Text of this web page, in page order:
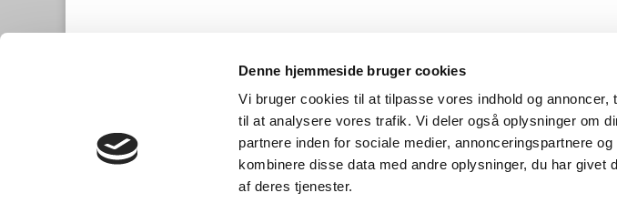
Denne hjemmeside bruger cookies
Vi bruger cookies til at tilpasse vores indhold og
til at analysere vores trafik. Vi deler også oplysninger om
partnere inden for sociale medier, annonceringspartnere
kombinere disse data med andre oplysninger, du har givet
af deres tjenester.